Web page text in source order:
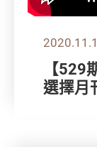
【
選擇月